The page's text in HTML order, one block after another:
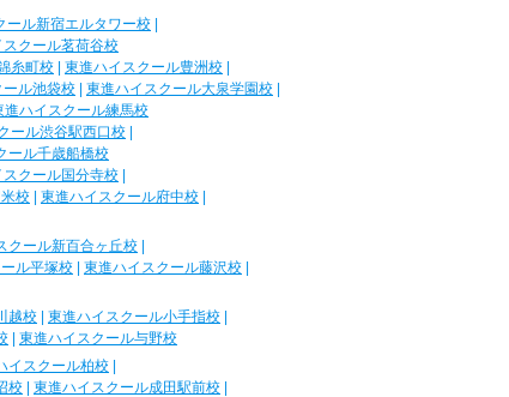
ール新宿エルタワー校
スクール茗荷谷校
糸町校 東進ハイスクール豊洲校
ル池袋校 東進ハイスクール大泉学園校
進ハイスクール練馬校
ール渋谷駅西口校
ール千歳船橋校
スクール国分寺校
校 東進ハイスクール府中校
クール新百合ヶ丘校
ル平塚校 東進ハイスクール藤沢校
越校 東進ハイスクール小手指校
東進ハイスクール与野校
イスクール柏校
校 東進ハイスクール成田駅前校